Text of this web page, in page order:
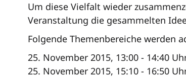
Um diese Vielfalt wieder
Veranstaltung die gesammelten
Folgende Themenbereiche werden
25. November 2015, 13:00 - 14:40
25. November 2015, 15:10 - 16:50